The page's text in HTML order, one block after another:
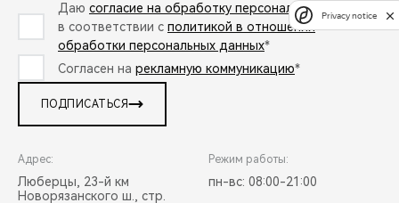
Даю согласие на обработку персональных данных
в соответствии с политикой в отношении
обработки персональных данных*
Согласен на рекламную коммуникацию*
ПОДПИСАТЬСЯ
Адрес:
Люберцы, 23-й км
Новорязанского ш., стр.
Режим работы:
пн-вс: 08:00-21:00
Privacy notice